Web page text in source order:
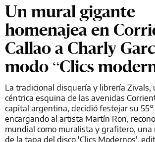
Un mural gigante
homenajea en
Callao a Charly
modo “Clics
La tradicional disquería y librería Zivals,
céntrica esquina de las avenidas
capital argentina, decidió festejar su
encargando al artista Martín Ron,
mundial como muralista y grafitero,
de la tapa del disco 'Clics Modernos',